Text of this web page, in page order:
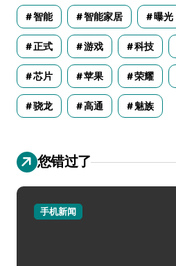
智能 智能家居 曝光
正式 游戏 科技
芯片 苹果 荣耀
骁龙 高通 魅族
您错过了
手机新闻